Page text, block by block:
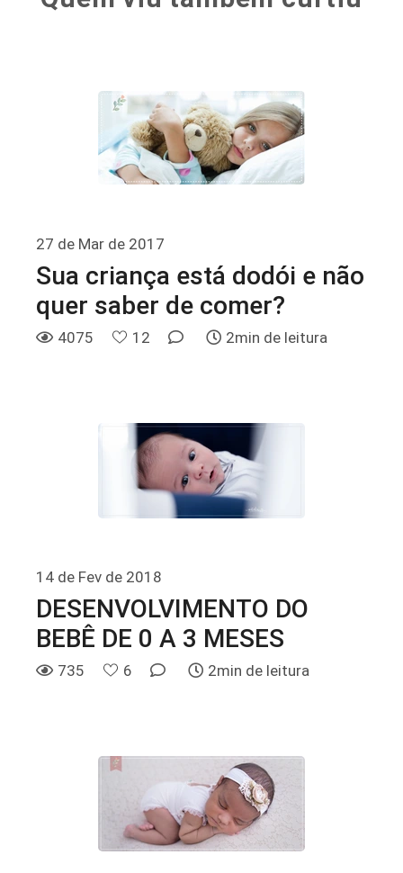
27 de Mar de 2017
Sua criança está dodói e não
quer saber de comer?
4075 12 2min de leitura
14 de Fev de 2018
DESENVOLVIMENTO DO
BEBÊ DE 0 A 3 MESES
735 6 2min de leitura